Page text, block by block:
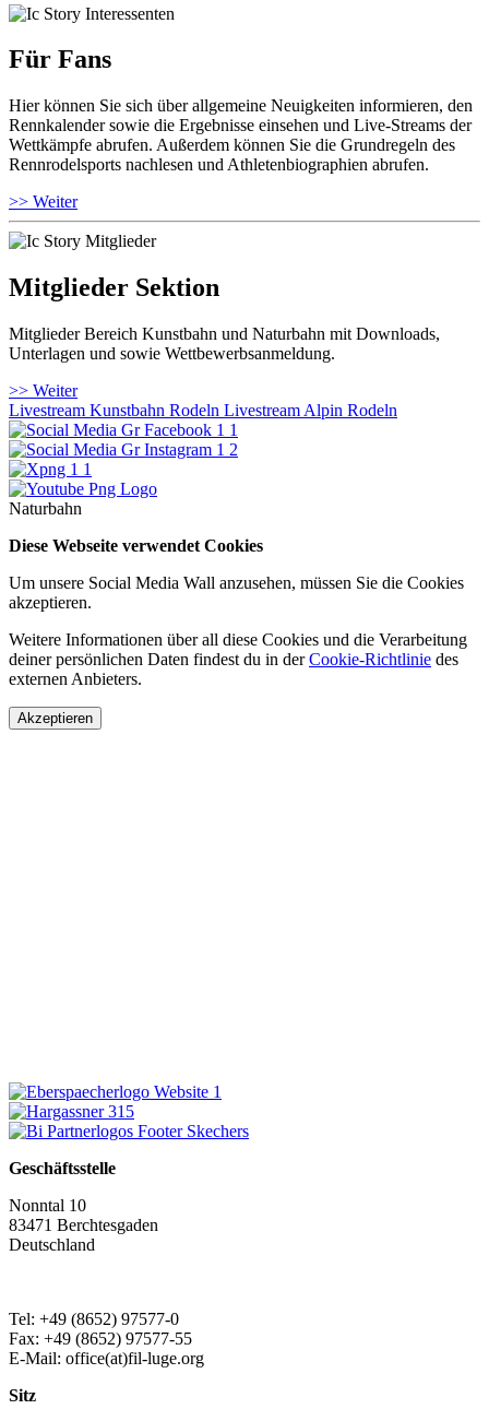
Für Fans
Hier können Sie sich über allgemeine Neuigkeiten informieren, den
Rennkalender sowie die Ergebnisse einsehen und Live-Streams der
Wettkämpfe abrufen. Außerdem können Sie die Grundregeln des
Rennrodelsports nachlesen und Athletenbiographien abrufen.
>> Weiter
Mitglieder Sektion
Mitglieder Bereich Kunstbahn und Naturbahn mit Downloads,
Unterlagen und sowie Wettbewerbsanmeldung.
>> Weiter
Livestream Kunstbahn Rodeln Livestream Alpin Rodeln
Naturbahn
Diese Webseite verwendet Cookies
Um unsere Social Media Wall anzusehen, müssen Sie die Cookies
akzeptieren.
Weitere Informationen über all diese Cookies und die Verarbeitung
deiner persönlichen Daten findest du in derCookie-Richtlinie des
externen Anbieters.
Akzeptieren
Geschäftsstelle
Nonntal 10
83471 Berchtesgaden
Deutschland
Tel: +49 (8652) 97577-0
Fax: +49 (8652) 97577-55
E-Mail: office(at)fil-luge.org
Sitz